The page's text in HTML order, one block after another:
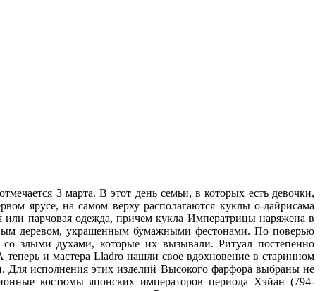
3 марта. В этот день семьи, в которых есть девочки,
ярусе, на самом верху располагаются куклы о-дайрисама
парчовая одежда, причем кукла Императрицы наряжена в
деревом, украшенным бумажными фестонами. По поверью
злыми духами, которые их вызывали. Ритуал постепенно
и мастера Lladro нашли свое вдохновение в старинном
исполнения этих изделий Высокого фарфора выбраны не
костюмы японских императоров периода Хэйан (794-